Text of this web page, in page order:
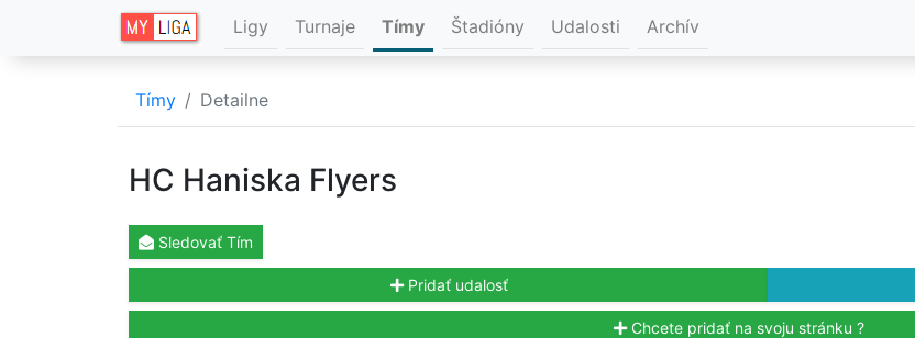
Ligy Turnaje Tímy Štadióny Udalosti Archív
Tímy Detailne
HC Haniska Flyers
Sledovať Tím
Pridať udalosť
Chcete pridať na svoju stránku ?